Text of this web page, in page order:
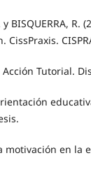
y BISQUERRA,
Acción Tutorial.
motivación en